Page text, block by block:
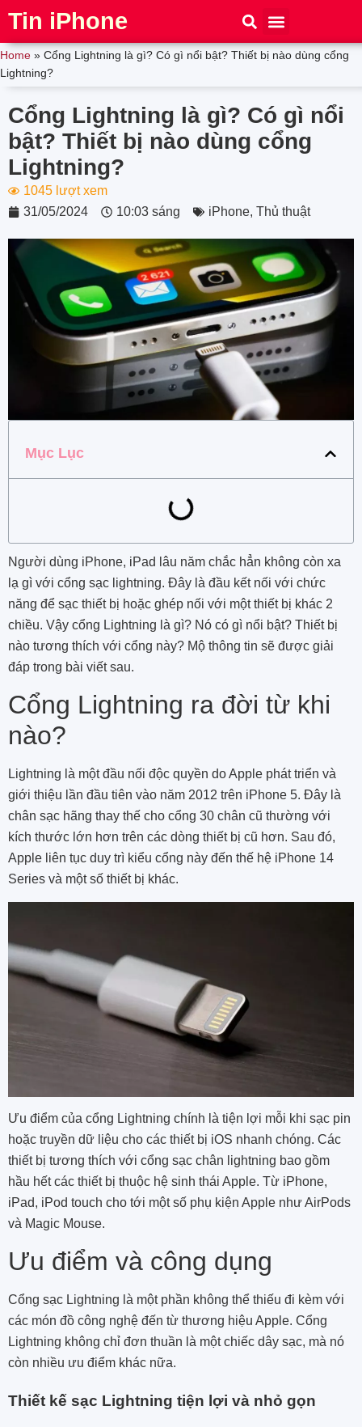
Tin iPhone
Home » Cổng Lightning là gì? Có gì nổi bật? Thiết bị nào dùng cổng
Lightning?
Cổng Lightning là gì? Có gì nổi
bật? Thiết bị nào dùng cổng
Lightning?
1045 lượt xem
31/05/2024
10:03 sáng iPhone, Thủ thuật
Mục Lục
Người dùng iPhone, iPad lâu năm chắc hẳn không còn xa
lạ gì với cổng sạc lightning. Đây là đầu kết nối với chức
năng để sạc thiết bị hoặc ghép nối với một thiết bị khác 2
chiều. Vậy cổng Lightning là gì? Nó có gì nổi bật? Thiết bị
nào tương thích với cổng này? Mộ thông tin sẽ được giải
đáp trong bài viết sau.
Cổng Lightning ra đời từ khi
nào?
Lightning là một đầu nối độc quyền do Apple phát triển và
giới thiệu lần đầu tiên vào năm 2012 trên iPhone 5. Đây là
chân sạc hãng thay thế cho cổng 30 chân cũ thường với
kích thước lớn hơn trên các dòng thiết bị cũ hơn. Sau đó,
Apple liên tục duy trì kiểu cổng này đến thế hệ iPhone 14
Series và một số thiết bị khác.
Ưu điểm của cổng Lightning chính là tiện lợi mỗi khi sạc pin
hoặc truyền dữ liệu cho các thiết bị iOS nhanh chóng. Các
thiết bị tương thích với cổng sạc chân lightning bao gồm
hầu hết các thiết bị thuộc hệ sinh thái Apple. Từ iPhone,
iPad, iPod touch cho tới một số phụ kiện Apple như AirPods
và Magic Mouse.
Ưu điểm và công dụng
Cổng sạc Lightning là một phần không thể thiếu đi kèm với
các món đồ công nghệ đến từ thương hiệu Apple. Cổng
Lightning không chỉ đơn thuần là một chiếc dây sạc, mà nó
còn nhiều ưu điểm khác nữa.
Thiết kế sạc Lightning tiện lợi và nhỏ gọn